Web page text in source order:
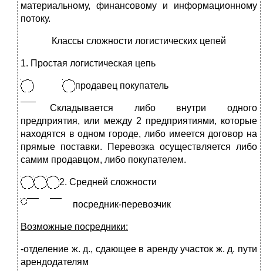
материальному, финансовому и информационному
потоку.
Классы сложности логистических цепей
1. Простая логистическая цепь
продавец покупатель
Складывается либо внутри одного
предприятия, или между 2 предприятиями, которые
находятся в одном городе, либо имеется договор на
прямые поставки. Перевозка осуществляется либо
самим продавцом, либо покупателем.
2. Средней сложности
посредник-перевозчик
Возможные посредники:
-отделение ж. д., сдающее в аренду участок ж. д. пути
арендодателям